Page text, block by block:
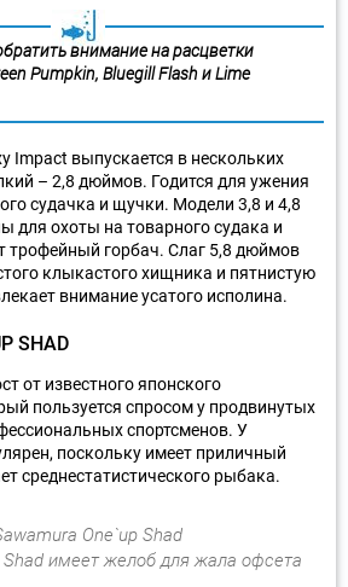
внимание на расцветки
Pumpkin, Bluegill Flash и Lime
Impact выпускается в нескольких
– 2,8 дюймов. Годится для ужения
судачка и щучки. Модели 3,8 и 4,8
для охоты на товарного судака и
трофейный горбач. Слаг 5,8 дюймов
клыкастого хищника и пятнистую
внимание усатого исполина.
SHAD
от известного японского
пользуется спросом у продвинутых
спортсменов. У
поскольку имеет приличный
среднестатистического рыбака.
Shad имеет желоб для жала офсета